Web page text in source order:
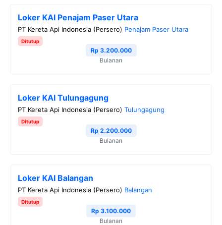
Loker KAI Penajam Paser Utara
PT Kereta Api Indonesia (Persero) Penajam Paser Utara
Ditutup
Rp 3.200.000
Bulanan
Loker KAI Tulungagung
PT Kereta Api Indonesia (Persero) Tulungagung
Ditutup
Rp 2.200.000
Bulanan
Loker KAI Balangan
PT Kereta Api Indonesia (Persero) Balangan
Ditutup
Rp 3.100.000
Bulanan